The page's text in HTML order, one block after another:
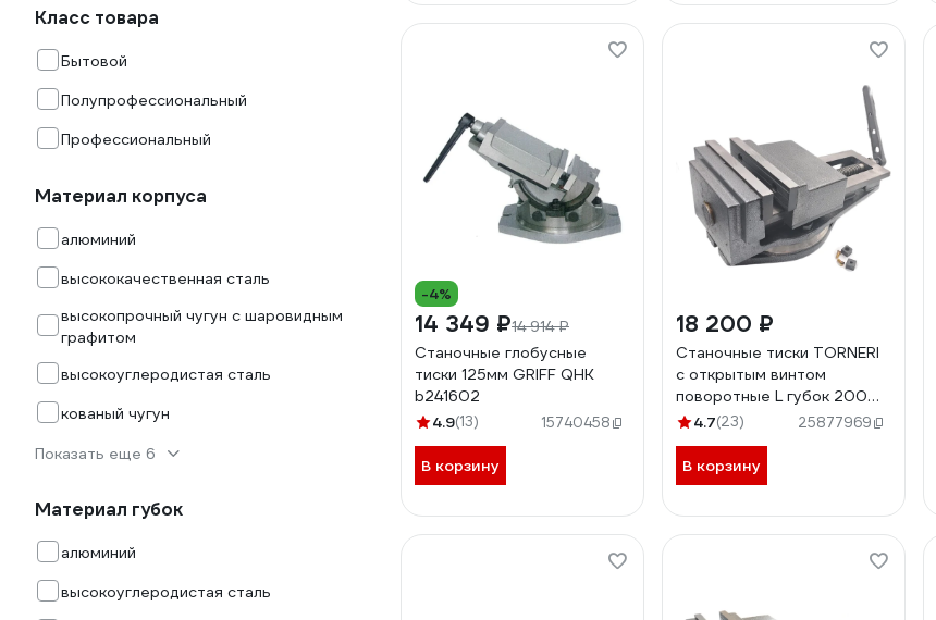
Класс товара
Бытовой
Полупрофессиональный
Профессиональный
Материал корпуса
алюминий
высококачественная сталь
высокопрочный чугун с шаровидным
графитом
высокоуглеродистая сталь
кованый чугун
Показать еще 6
Материал губок
алюминий
высокоуглеродистая сталь
-4%
14 349 ₽14 914 ₽
Станочные глобусные
тиски 125мм GRIFF QHK
b241602
4.9(13) 15740458
В корзину
18 200 ₽
Станочные тиски TORNERI
с открытым винтом
поворотные L губок 200
мм, серия QB200 045769
4.7(23) 25877969
В корзину